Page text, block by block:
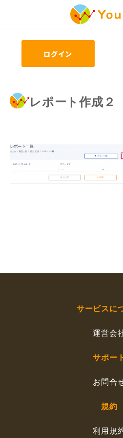
ログイン
レポート作成２
サービスに
運営会
サポー
お問合
規約
利用規